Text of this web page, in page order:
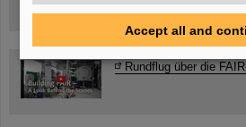
Rundflug über die
Accept all and